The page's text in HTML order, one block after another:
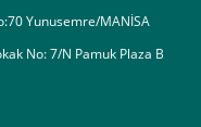
Yunusemre/MANİSA
No: 7/N Pamuk Plaza B